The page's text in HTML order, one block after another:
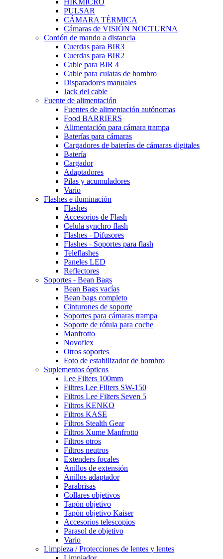
HIKMICRO
PULSAR
CÁMARA TÉRMICA
Cámaras de VISIÓN NOCTURNA
Cordón de mando a distancia
Cuerdas para BIR3
Cuerdas para BIR2
Cable para BIR 4
Cable para culatas de hombro
Disparadores manuales
Jack del cable
Fuente de alimentación
Fuentes de alimentación autónomas
Food BARRIERS
Alimentación para cámara trampa
Baterías para cámaras
Cargadores de baterías de cámaras digitales
Batería
Cargador
Adaptadores
Pilas y acumuladores
Vario
Flashes e iluminación
Flashes
Accesorios de Flash
Celula synchro flash
Flashes - Difusores
Flashes - Soportes para flash
Teleflashes
Paneles LED
Reflectores
Soportes - Bean Bags
Bean Bags vacías
Bean bags completo
Cinturones de soporte
Soportes para cámaras trampa
Soporte de rótula para coche
Manfrotto
Novoflex
Otros soportes
Foto de estabilizador de hombro
Suplementos ópticos
Lee Filters 100mm
Filtres Lee Filters SW-150
Filtros Lee Filters Seven 5
Filtros KENKO
Filtros KASE
Filtros Stealth Gear
Filtros Xume Manfrotto
Filtros otros
Filtros neutros
Extenders focales
Anillos de extensión
Anillos adaptador
Parabrisas
Collares objetivos
Tapón objetivo
Tapón objetivo Kaiser
Accesorios telescopios
Parasol de objetivo
Vario
Limpieza / Protecciones de lentes y lentes